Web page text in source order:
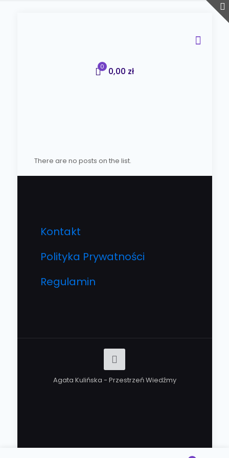
0 0,00 zł
There are no posts on the list.
Kontakt
Polityka Prywatności
Regulamin
Agata Kulińska - Przestrzeń Wiedźmy